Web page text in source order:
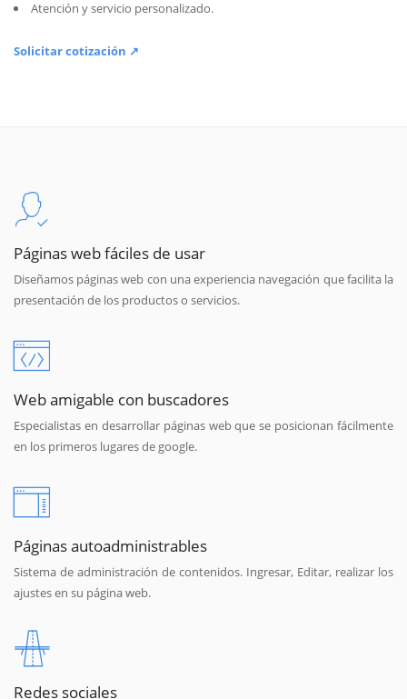
Atención y servicio personalizado.
Solicitar cotización ↗
Páginas web fáciles de usar
Diseñamos páginas web con una experiencia navegación que facilita la
presentación de los productos o servicios.
Web amigable con buscadores
Especialistas en desarrollar páginas web que se posicionan fácilmente
en los primeros lugares de google.
Páginas autoadministrables
Sistema de administración de contenidos. Ingresar, Editar, realizar los
ajustes en su página web.
Redes sociales